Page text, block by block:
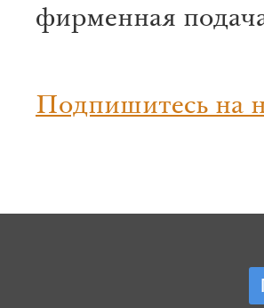
фирменная
Подпишитесь на